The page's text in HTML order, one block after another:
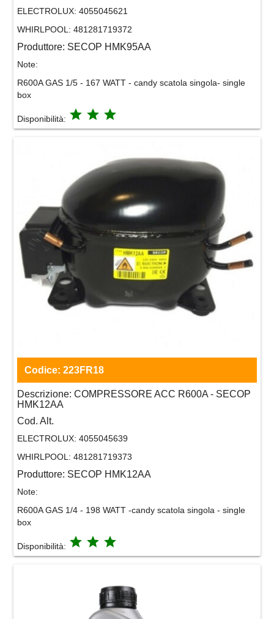
ELECTROLUX: 4055045621
WHIRLPOOL: 481281719372
Produttore: SECOP HMK95AA
Note:
R600A GAS 1/5 - 167 WATT - candy scatola singola- single
box
Disponibilità: grade grade grade
Codice: 223FR18
Descrizione: COMPRESSORE ACC R600A - SECOP
HMK12AA
Cod. Alt.
ELECTROLUX: 4055045639
WHIRLPOOL: 481281719373
Produttore: SECOP HMK12AA
Note:
R600A GAS 1/4 - 198 WATT -candy scatola singola - single
box
Disponibilità: grade grade grade